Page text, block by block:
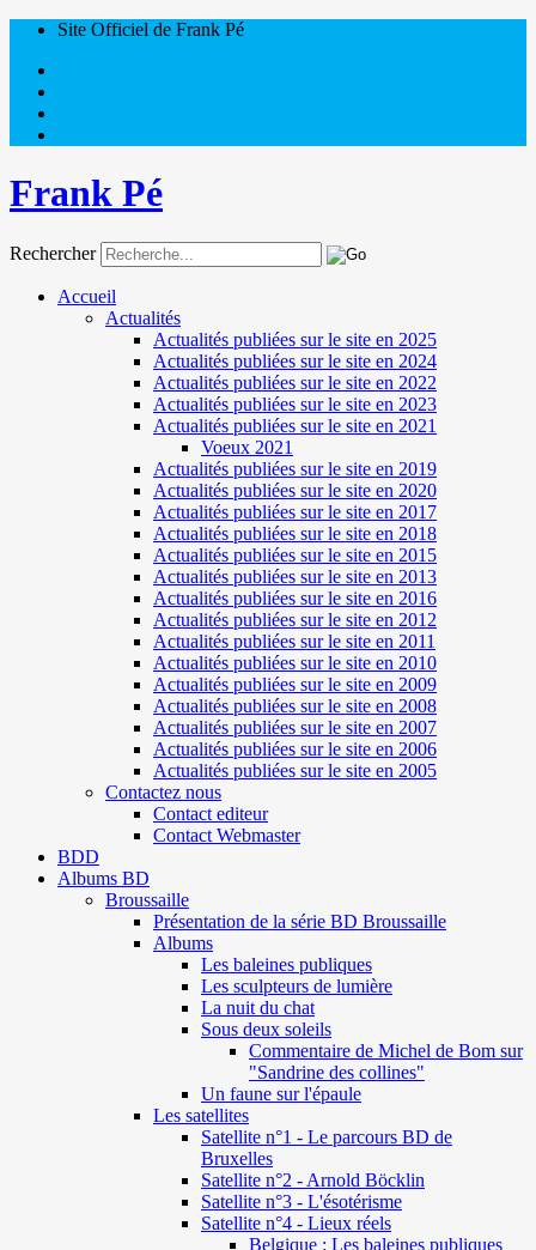
Site Officiel de Frank Pé
Frank Pé
Rechercher
Accueil
Actualités
Actualités publiées sur le site en 2025
Actualités publiées sur le site en 2024
Actualités publiées sur le site en 2022
Actualités publiées sur le site en 2023
Actualités publiées sur le site en 2021
Voeux 2021
Actualités publiées sur le site en 2019
Actualités publiées sur le site en 2020
Actualités publiées sur le site en 2017
Actualités publiées sur le site en 2018
Actualités publiées sur le site en 2015
Actualités publiées sur le site en 2013
Actualités publiées sur le site en 2016
Actualités publiées sur le site en 2012
Actualités publiées sur le site en 2011
Actualités publiées sur le site en 2010
Actualités publiées sur le site en 2009
Actualités publiées sur le site en 2008
Actualités publiées sur le site en 2007
Actualités publiées sur le site en 2006
Actualités publiées sur le site en 2005
Contactez nous
Contact editeur
Contact Webmaster
BDD
Albums BD
Broussaille
Présentation de la série BD Broussaille
Albums
Les baleines publiques
Les sculpteurs de lumière
La nuit du chat
Sous deux soleils
Commentaire de Michel de Bom sur
"Sandrine des collines"
Un faune sur l'épaule
Les satellites
Satellite n°1 - Le parcours BD de
Bruxelles
Satellite n°2 - Arnold Böcklin
Satellite n°3 - L'ésotérisme
Satellite n°4 - Lieux réels
Belgique : Les baleines publiques